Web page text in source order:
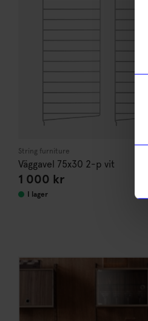
String furniture
Väggavel 75x30 2-p vit
1 000 kr
I lager